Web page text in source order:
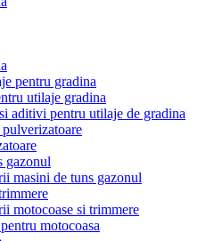
pentru gradina
utilaje gradina
aditivi pentru utilaje de gradina
gazonul
masini de tuns gazonul
motocoase si trimmere
motocoasa